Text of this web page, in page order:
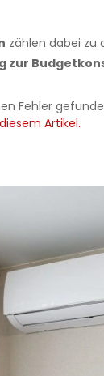
zählen dabei zu
zur
Fehler
Artikel.